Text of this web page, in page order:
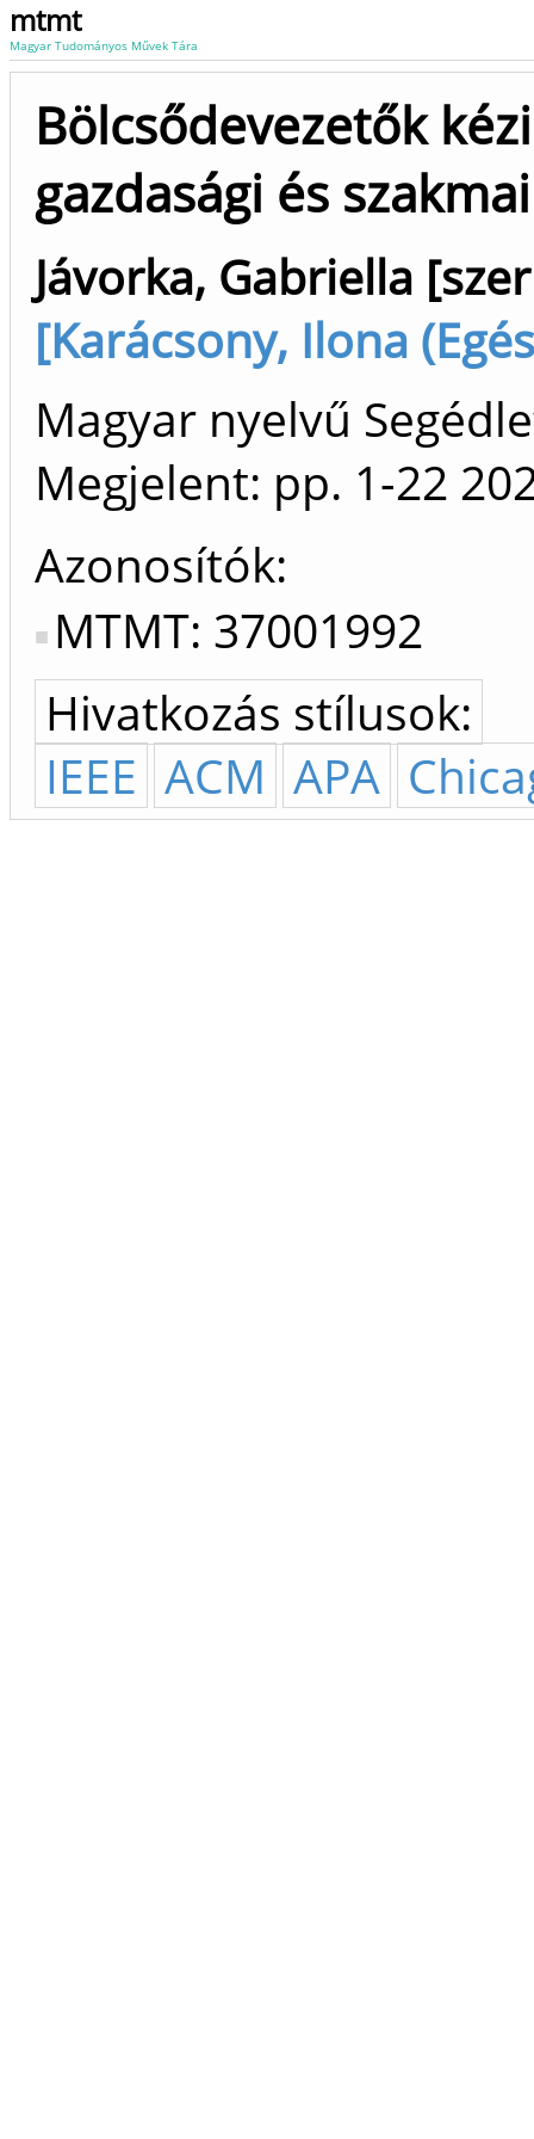
mtmt
Magyar Tudományos Művek Tára
Bölcsődevezetők
gazdasági és
Jávorka, Gabriella
[Karácsony, Ilona
Magyar nyelvű
Megjelent: pp. 1-22
Azonosítók
MTMT: 37001992
Hivatkozás stílusok:
IEEE ACM APA